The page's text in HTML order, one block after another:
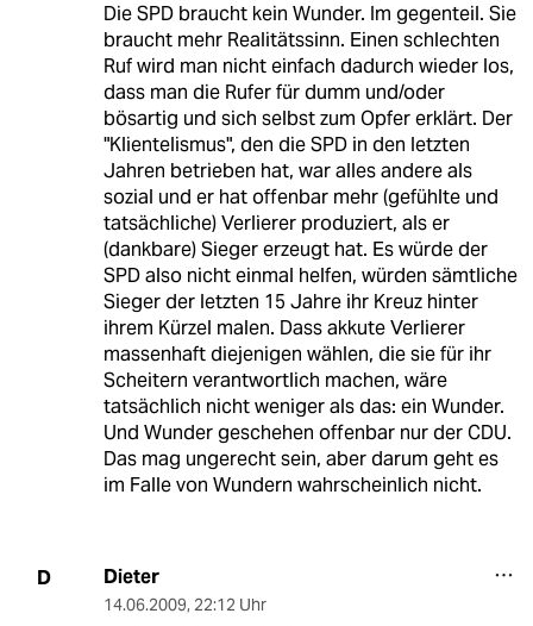
Die SPD braucht kein Wunder. Im gegenteil. Sie
braucht mehr Realitätssinn. Einen schlechten
Ruf wird man nicht einfach dadurch wieder los,
dass man die Rufer für dumm und/oder
bösartig und sich selbst zum Opfer erklärt. Der
"Klientelismus", den die SPD in den letzten
Jahren betrieben hat, war alles andere als
sozial und er hat offenbar mehr (gefühlte und
tatsächliche) Verlierer produziert, als er
(dankbare) Sieger erzeugt hat. Es würde der
SPD also nicht einmal helfen, würden sämtliche
Sieger der letzten 15 Jahre ihr Kreuz hinter
ihrem Kürzel malen. Dass akkute Verlierer
massenhaft diejenigen wählen, die sie für ihr
Scheitern verantwortlich machen, wäre
tatsächlich nicht weniger als das: ein Wunder.
Und Wunder geschehen offenbar nur der CDU.
Das mag ungerecht sein, aber darum geht es
im Falle von Wundern wahrscheinlich nicht.
D Dieter
14.06.2009, 22:12 Uhr